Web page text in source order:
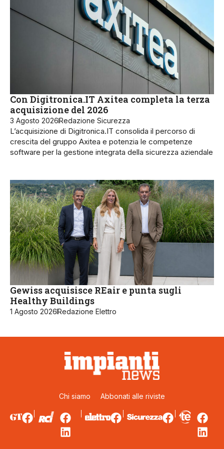
Con Digitronica.IT Axitea completa la terza
acquisizione del 2026
3 Agosto 2026 Redazione Sicurezza
L’acquisizione di Digitronica.IT consolida il percorso di
crescita del gruppo Axitea e potenzia le competenze
software per la gestione integrata della sicurezza aziendale
Gewiss acquisisce REair e punta sugli
Healthy Buildings
1 Agosto 2026Redazione Elettro
Chi siamo Abbonati alle riviste